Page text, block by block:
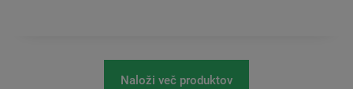
Naloži več produktov